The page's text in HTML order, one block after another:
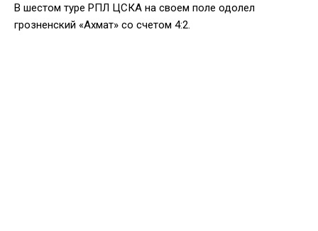
В шестом туре РПЛ ЦСКА на своем поле одолел
грозненский «Ахмат» со счетом 4:2.